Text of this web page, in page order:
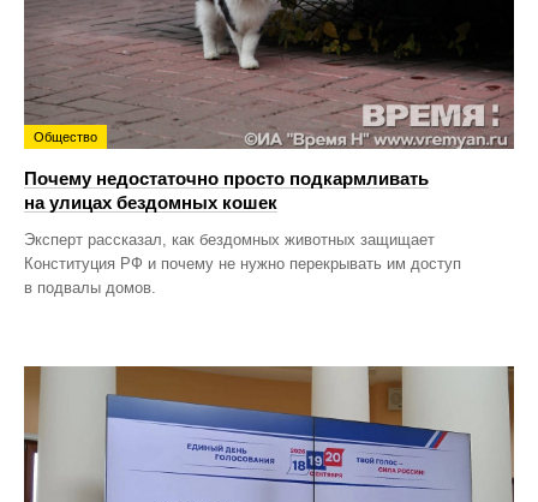
Общество
Почему недостаточно просто подкармливать
на улицах бездомных кошек
Эксперт рассказал, как бездомных животных защищает
Конституция РФ и почему не нужно перекрывать им доступ
в подвалы домов.